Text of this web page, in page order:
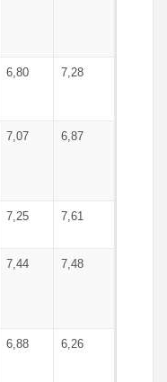
6,80 7,28
7,07 6,87
7,25 7,61
7,44 7,48
6,88 6,26